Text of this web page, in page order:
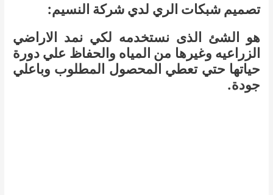
تصميم شبكات الري لدي شركة النسيم:
هو الشئ الذى نستخدمه لكي نمد الاراضي
الزراعيه وغيرها من المياه والحفاظ علي دورة
حياتها حتي تعطي المحصول المطلوب وباعلي
جودة.